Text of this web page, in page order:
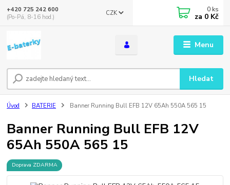
Menu
CZK
Hledat
+420 725 242 600
(Po-Pá, 8-16 hod.)
0 ks
za 0 Kč
Úvod BATERIE Banner Running Bull EFB 12V 65Ah 550A 565 15
Banner Running Bull EFB 12V
65Ah 550A 565 15
Doprava ZDARMA